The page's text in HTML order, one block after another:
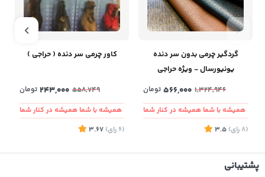
گردگیر چرمی بدون سر دنده
یونیورسال - ویژه حراجی
1,324,946
566,000 تومان
همیشه با شما همیشه در کنار شما
(8 رای)
3.5
کاور چرمی سر دنده ( حراجی )
558,749
243,000 تومان
همیشه با شما همیشه در کنار شما
(6 رای)
3.67
پشتیبانی